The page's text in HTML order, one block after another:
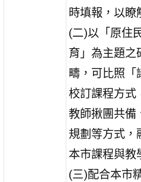
時填報，以瞭
(二)以「原住
育」為主題之
疇，可比照「
校訂課程方式
教師揪團共備
規劃等方式，
本市課程與教
(三)配合本市